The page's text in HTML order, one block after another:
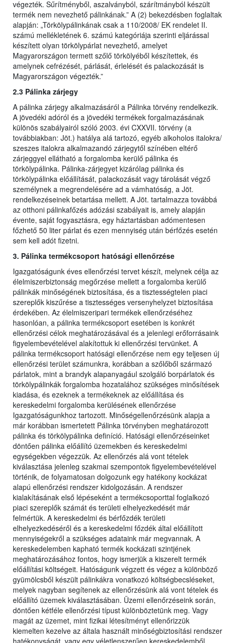
végezték. Sűrítményből, aszalványból, szárítmányból készült
termék nem nevezhető pálinkának.” A (2) bekezdésben foglaltak
alapján: „Törkölypálinkának csak a 110/2008/ EK rendelet II.
számú mellékletének 6. számú kategóriája szerinti eljárással
készített olyan törkölypárlat nevezhető, amelyet
Magyarországon termett szőlő törkölyéből készítettek, és
amelynek cefrézését, párlását, érlelését és palackozását is
Magyarországon végezték.”
2.3 Pálinka zárjegy
A pálinka zárjegy alkalmazásáról a Pálinka törvény rendelkezik.
A jövedéki adóról és a jövedéki termékek forgalmazásának
különös szabályairól szóló 2003. évi CXXVII. törvény (a
továbbiakban: Jöt.) hatálya alá tartozó, egyéb alkoholos italokra/
szeszes italokra alkalmazandó zárjegytől színében eltérő
zárjeggyel ellátható a forgalomba kerülő pálinka és
törkölypálinka. Pálinka-zárjegyet kizárólag pálinka és
törkölypálinka előállítását, palackozását vagy tárolását végző
személynek a megrendelésére ad a vámhatóság, a Jöt.
rendelkezéseinek betartása mellett. A Jöt. tartalmazza továbbá
az otthoni pálinkafőzés adózási szabályait is, amely alapján
évente, saját fogyasztásra, egy háztartásban adómentesen
főzhető 50 liter párlat és ezen mennyiség után bérfőzés esetén
sem kell adót fizetni.
3. Pálinka termékcsoport hatósági ellenőrzése
Igazgatóságunk éves ellenőrzési tervet készít, melynek célja az
élelmiszerbiztonság megőrzése mellett a forgalomba kerülő
pálinkák minőségének biztosítása, és a tisztességtelen piaci
szereplők kiszűrése a tisztességes versenyhelyzet biztosítása
érdekében. Az élelmiszeripari termékek ellenőrzéséhez
hasonlóan, a pálinka termékcsoport esetében is konkrét
ellenőrzési célok meghatározásával és a jelenlegi erőforrásaink
figyelembevételével alakítottuk ki ellenőrzési tervünket. A
pálinka termékcsoport hatósági ellenőrzése nem egy teljesen új
ellenőrzési terület számunkra, korábban a szőlőből származó
párlatok, mint a brandyk alapanyagául szolgáló borpárlatok és
törkölypálinkák forgalomba hozatalához szükséges minősítések
kiadása, és ezeknek a termékeknek az előállítása és
kereskedelmi forgalomba kerülésének ellenőrzése
Igazgatóságunkhoz tartozott. Minőségellenőrzésünk alapja a
már korábban ismertetett Pálinka törvényben meghatározott
pálinka és törkölypálinka definíció. Hatósági ellenőrzéseinket
döntően pálinka előállító üzemekben és kereskedelmi
egységekben végezzük. Az ellenőrzés alá vont tételek
kiválasztása jelenleg szakmai szempontok figyelembevételével
történik, de folyamatosan dolgozunk egy hatékony kockázat
alapú ellenőrzési rendszer kidolgozásán. A rendszer
kialakításának első lépéseként a termékcsoporttal foglalkozó
piaci szereplők számát és területi elhelyezkedését már
felmértük. A kereskedelmi és bérfőzdék területi
elhelyezkedéséről és a kereskedelmi főzdék által előállított
mennyiségekről a szükséges adataink már megvannak. A
kereskedelemben kapható termék kockázati szintjének
meghatározásához fontos, hogy ismerjük a kiszerelt termék
előállítási költségeit. Hatóságunk végzett és végez a különböző
gyümölcsből készült pálinkákra vonatkozó költségbecsléseket,
melyek nagyban segítenek az ellenőrzésünk alá vont tételek és
előállító üzemek kiválasztásában. Üzemi ellenőrzéseink során,
döntően kétféle ellenőrzési típust különböztetünk meg. Vagy
magát az üzemet, mint fizikai létesítményt ellenőrizzük
kiemelten kezelve az általa használt minőségbiztosítási rendszer